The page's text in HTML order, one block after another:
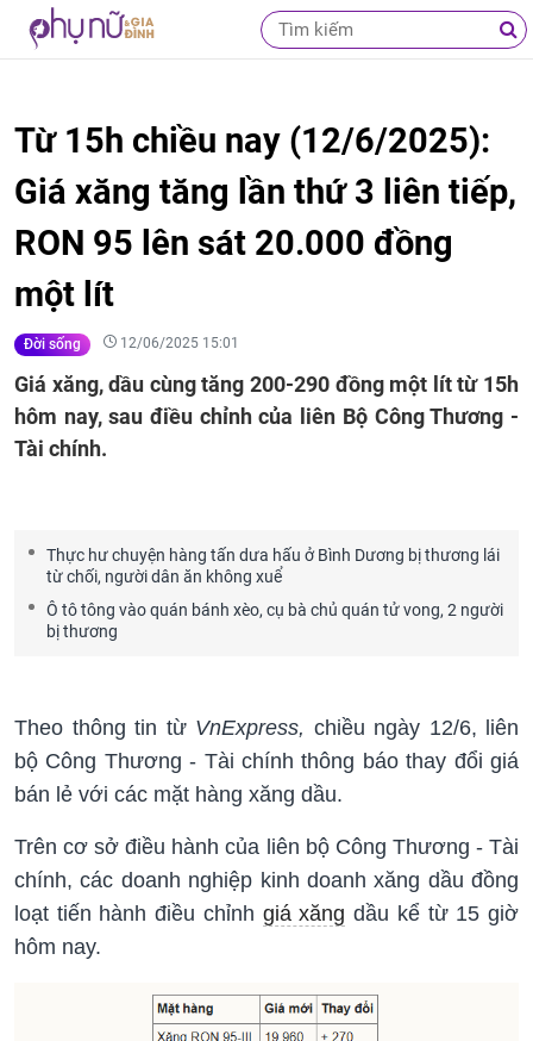
Từ 15h chiều nay (12/6/2025):
Giá xăng tăng lần thứ 3 liên tiếp,
RON 95 lên sát 20.000 đồng
một lít
Đời sống 12/06/2025 15:01
Giá xăng, dầu cùng tăng 200-290 đồng một lít từ 15h
hôm nay, sau điều chỉnh của liên Bộ Công Thương -
Tài chính.
Thực hư chuyện hàng tấn dưa hấu ở Bình Dương bị thương lái
từ chối, người dân ăn không xuể
Ô tô tông vào quán bánh xèo, cụ bà chủ quán tử vong, 2 người
bị thương
Theo thông tin từ VnExpress, chiều ngày 12/6, liên
bộ Công Thương - Tài chính thông báo thay đổi giá
bán lẻ với các mặt hàng xăng dầu.
Trên cơ sở điều hành của liên bộ Công Thương - Tài
chính, các doanh nghiệp kinh doanh xăng dầu đồng
loạt tiến hành điều chỉnh giá xăng dầu kể từ 15 giờ
hôm nay.